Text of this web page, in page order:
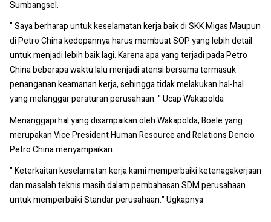
Sumbangsel.
" Saya berharap untuk keselamatan kerja baik di SKK Migas Maupun
di Petro China kedepannya harus membuat SOP yang lebih detail
untuk menjadi lebih baik lagi. Karena apa yang terjadi pada Petro
China beberapa waktu lalu menjadi atensi bersama termasuk
penanganan keamanan kerja, sehingga tidak melakukan hal-hal
yang melanggar peraturan perusahaan. " Ucap Wakapolda
Menanggapi hal yang disampaikan oleh Wakapolda, Boele yang
merupakan Vice President Human Resource and Relations Dencio
Petro China menyampaikan.
" Keterkaitan keselamatan kerja kami memperbaiki ketenagakerjaan
dan masalah teknis masih dalam pembahasan SDM perusahaan
untuk memperbaiki Standar perusahaan." Ugkapnya